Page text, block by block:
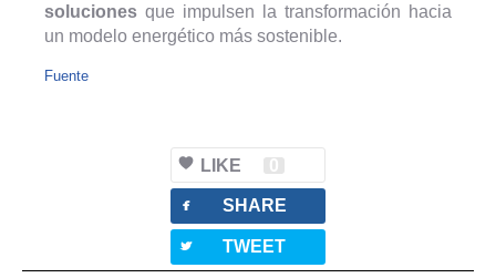
soluciones que impulsen la transformación hacia
un modelo energético más sostenible.
Fuente
LIKE 0
facebook SHARE
twitterbird TWEET